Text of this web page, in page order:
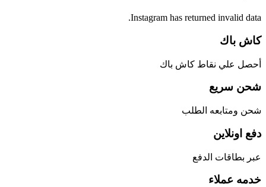
Instagram has returned invalid data.
كاش باك
أحصل علي نقاط كاش باك
شحن سريع
شحن ومتابعه الطلب
دفع اونلاين
عبر بطاقات الدفع
خدمه عملاء